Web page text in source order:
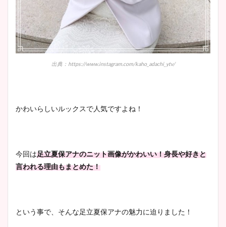
出典：https://www.instagram.com/kaho_adachi_ytv/
かわいらしいルックスで人気ですよね！
今回は足立夏保アナのニット画像がかわいい！身長や好きと
言われる理由もまとめた！
という事で、そんな足立夏保アナの魅力に迫りました！